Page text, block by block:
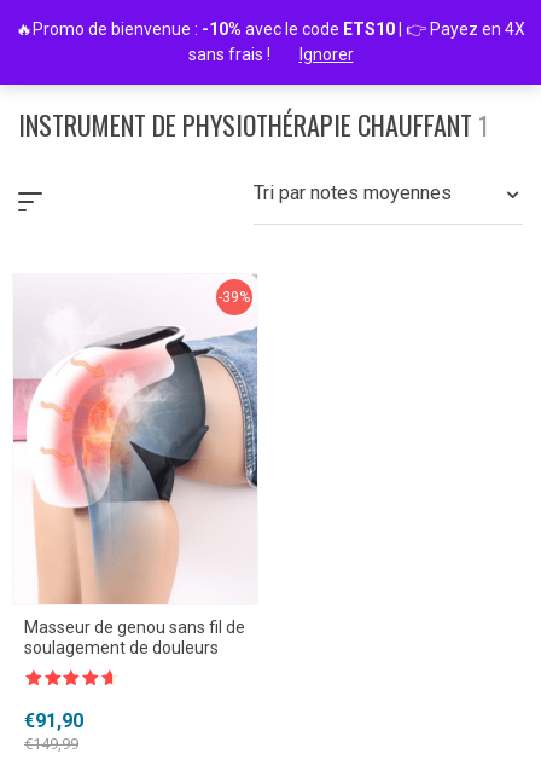
INSTRUMENT DE PHYSIOTHÉRAPIE CHAUFFANT 1
Tri par notes moyennes
-39%
Masseur de genou sans fil de
soulagement de douleurs
€149,99
Le
prix
€91,90
Le
prix
🔥Promo de bienvenue : -10% avec le code ETS10 | 👉 Payez en 4X
sans frais !
Ignorer